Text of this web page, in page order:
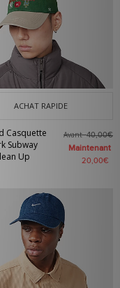
ACHAT RAPIDE
Casquette
Subway
Up
Avant40,00€
Maintenant
20,00€